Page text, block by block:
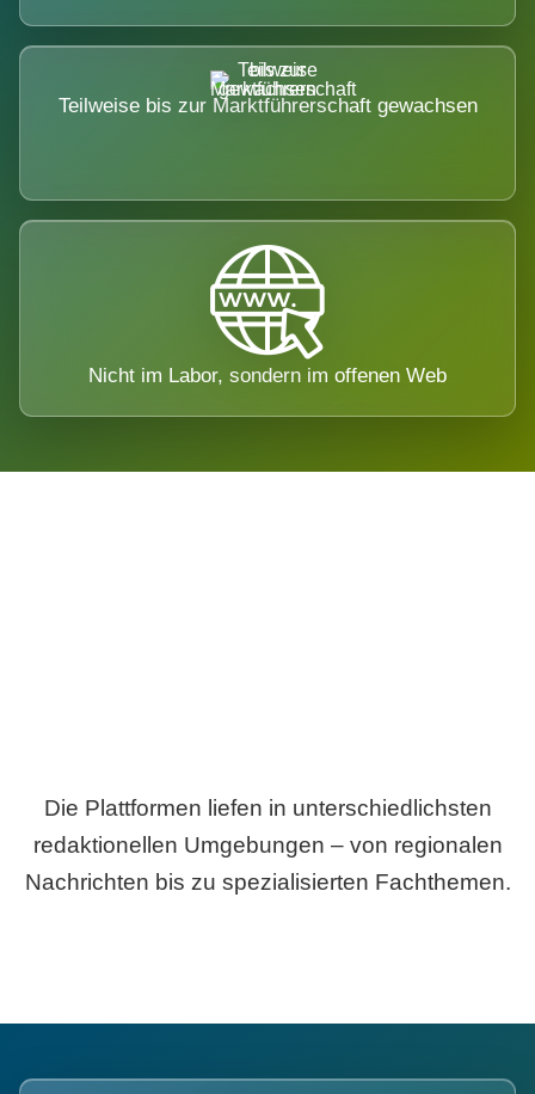
Teilweise bis zur Marktführerschaft gewachsen
Nicht im Labor, sondern im offenen Web
Die Plattformen liefen in unterschiedlichsten
redaktionellen Umgebungen – von regionalen
Nachrichten bis zu spezialisierten Fachthemen.